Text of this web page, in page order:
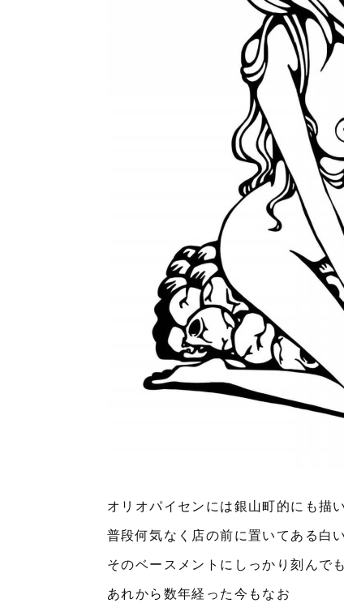
オリオパイセンには銀山町的にも描
普段何気なく店の前に置いてある白
そのベースメントにしっかり刻んで
あれから数年経った今もなお